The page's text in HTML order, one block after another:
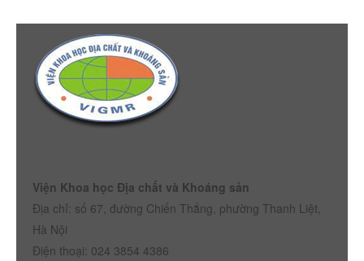
Viện Khoa học Địa chất và Khoáng sản
Địa chỉ: số 67, đường Chiến Thắng, phường Thanh Liệt,
Hà Nội
Điện thoại: 024 3854 4386